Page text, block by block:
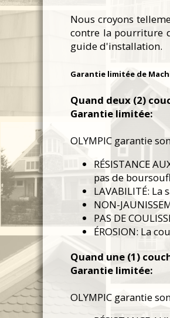
Nous croyons
contre la pourriture
guide d'installation.
Garantie limitée de
Quand deux (2)
Garantie limitée:
OLYMPIC garantie
RÉSISTANCE
pas de
LAVABILITÉ:
NON-
PAS DE
ÉROSION: La
Quand une (1)
Garantie limitée:
OLYMPIC garantie